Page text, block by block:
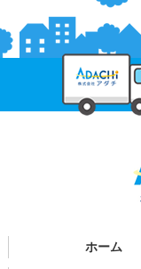
ホーム